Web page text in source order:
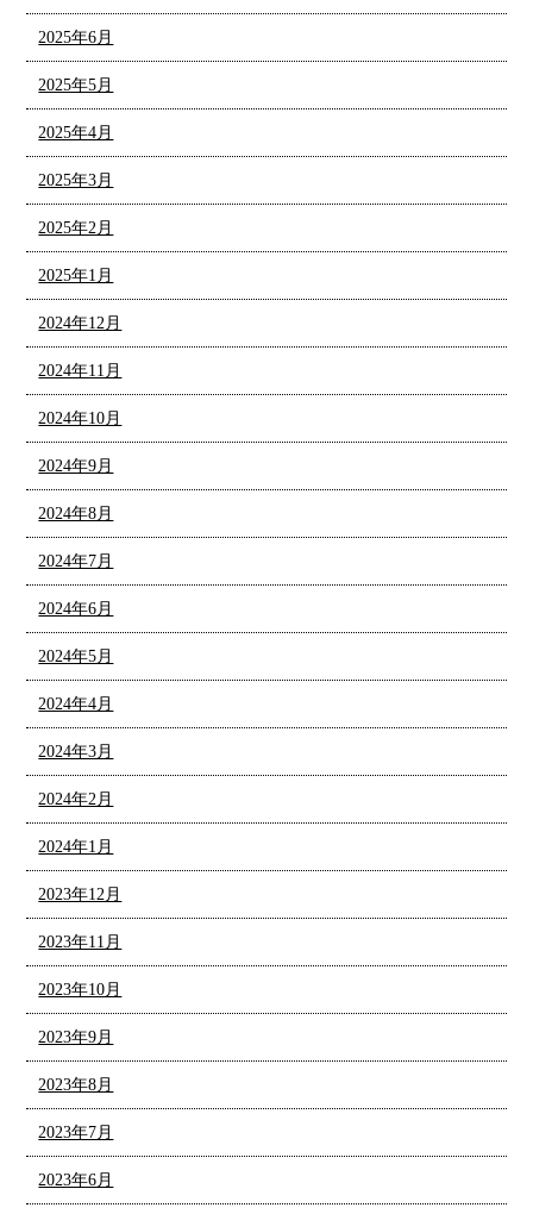
2025年6月
2025年5月
2025年4月
2025年3月
2025年2月
2025年1月
2024年12月
2024年11月
2024年10月
2024年9月
2024年8月
2024年7月
2024年6月
2024年5月
2024年4月
2024年3月
2024年2月
2024年1月
2023年12月
2023年11月
2023年10月
2023年9月
2023年8月
2023年7月
2023年6月